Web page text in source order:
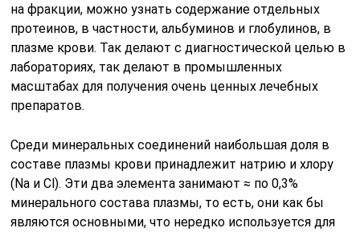
на фракции, можно узнать содержание отдельных
протеинов, в частности, альбуминов и глобулинов, в
плазме крови. Так делают с диагностической целью в
лабораториях, так делают в промышленных
масштабах для получения очень ценных лечебных
препаратов.
Среди минеральных соединений наибольшая доля в
составе плазмы крови принадлежит натрию и хлору
(Na и Cl). Эти два элемента занимают ≈ по 0,3%
минерального состава плазмы, то есть, они как бы
являются основными, что нередко используется для